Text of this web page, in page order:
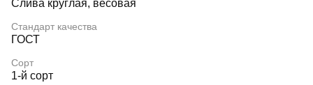
Слива круглая, весовая
Стандарт качества
ГОСТ
Сорт
1-й сорт